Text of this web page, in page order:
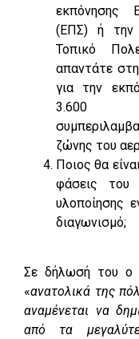
εκπόνησης
(ΕΠΣ) ή την
Τοπικό
απαντάτε
για την
3.600
ζώνης του
Ποιος θα
φάσεις
υλοποίησης
διαγωνισμό;
Σε δήλωσή του ο
«ανατολικά της
αναμένεται να
από τα